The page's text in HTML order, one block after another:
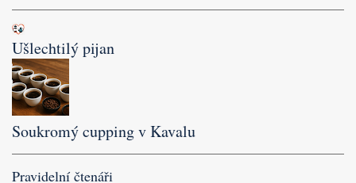
Ušlechtilý pijan
Soukromý cupping v Kavalu
Pravidelní čtenáři